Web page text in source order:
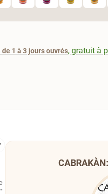
1 à 3 jours ouvrés, gratuit à